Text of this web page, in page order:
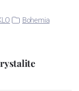
Bohemia